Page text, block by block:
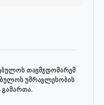
თავმჯდომარემ
უმრავლესობის
გამართა.